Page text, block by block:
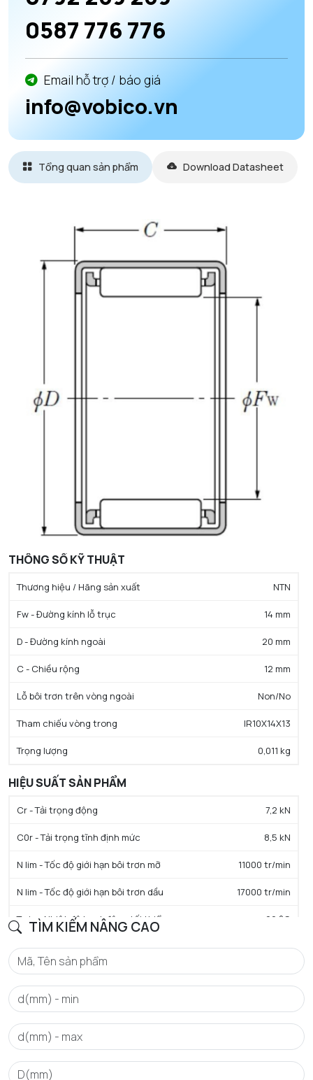
0587 776 776
Email hỗ trợ / báo giá
info@vobico.vn
TÌM KIẾM NÂNG CAO
Tổng quan sản phẩm Download Datasheet
THÔNG SỐ KỸ THUẬT
Thương hiệu / Hãng sản xuất NTN
Fw - Đường kính lỗ trục 14 mm
D - Đường kính ngoài 20 mm
C - Chiều rộng 12 mm
Lỗ bôi trơn trên vòng ngoài Non/No
Tham chiếu vòng trong IR10X14X13
Trọng lượng 0,011 kg
HIỆU SUẤT SẢN PHẨM
Cr - Tải trọng động 7,2 kN
C0r - Tải trọng tĩnh định mức 8,5 kN
N lim - Tốc độ giới hạn bôi trơn mỡ 11000 tr/min
N lim - Tốc độ giới hạn bôi trơn dầu 17000 tr/min
Tmin - Nhiệt độ hoạt động tối thiểu -20 °C
Tmax - Nhiệt độ hoạt động tối đa 120 °C